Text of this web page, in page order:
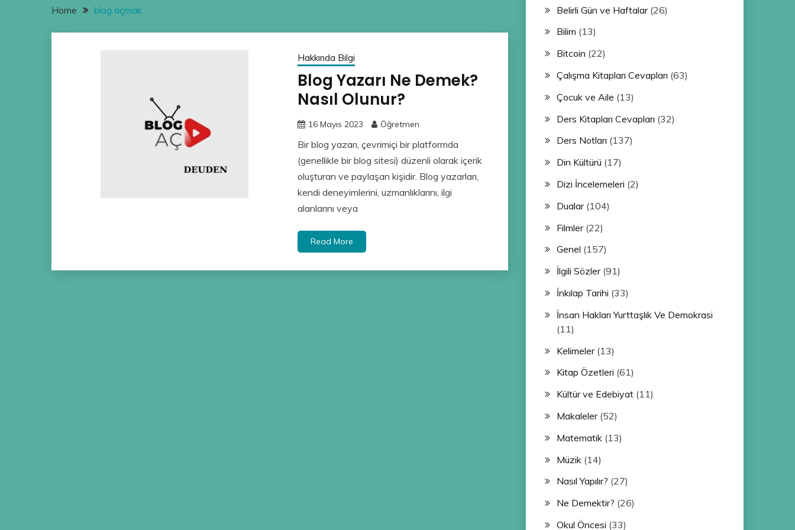
Home blog açmak
Hakkında Bilgi
Blog Yazarı Ne Demek?
Nasıl Olunur?
16 Mayıs 2023 Öğretmen
Bir blog yazarı, çevrimiçi bir platformda
(genellikle bir blog sitesi) düzenli olarak içerik
oluşturan ve paylaşan kişidir. Blog yazarları,
kendi deneyimlerini, uzmanlıklarını, ilgi
alanlarını veya
Read More
Belirli Gün ve Haftalar(26)
Bilim (13)
Bitcoin (22)
Çalışma Kitapları Cevapları (63)
Çocuk ve Aile (13)
Ders Kitapları Cevapları (32)
Ders Notları (137)
Din Kültürü (17)
Dizi İncelemeleri (2)
Dualar(104)
Filmler(22)
Genel (157)
İlgili Sözler(91)
İnkılap Tarihi (33)
İnsan Hakları Yurttaşlık Ve Demokrasi
(11)
Kelimeler(13)
Kitap Özetleri (61)
Kültür ve Edebiyat(11)
Makaleler(52)
Matematik(13)
Müzik(14)
Nasıl Yapılır? (27)
Ne Demektir? (26)
Okul Öncesi (33)